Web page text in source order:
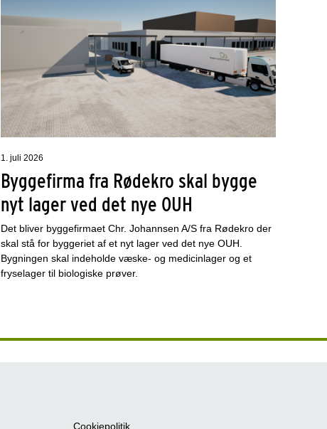
1. juli 2026
Byggefirma fra Rødekro skal bygge
nyt lager ved det nye OUH
Det bliver byggefirmaet Chr. Johannsen A/S fra Rødekro der
skal stå for byggeriet af et nyt lager ved det nye OUH.
Bygningen skal indeholde væske- og medicinlager og et
fryselager til biologiske prøver.
Cookiepolitik